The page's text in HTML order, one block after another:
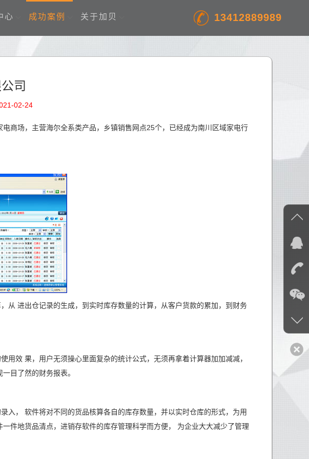
心 成功案例 关于加贝 13412889989
司
02-24
商场，主营海尔全系类产品，乡镇销售网点25个，已经成为南川区域家电行
从 进出仓记录的生成，到实时库存数量的计算，从客户货款的累加，到财务
效 果，用户无须操心里面复杂的统计公式，无须再拿着计算器加加减减，
目了然的财务报表。
入， 软件将对不同的货品核算各自的库存数量，并以实时仓库的形式，为用
件地货品清点，进销存软件的库存管理科学而方便， 为企业大大减少了管理